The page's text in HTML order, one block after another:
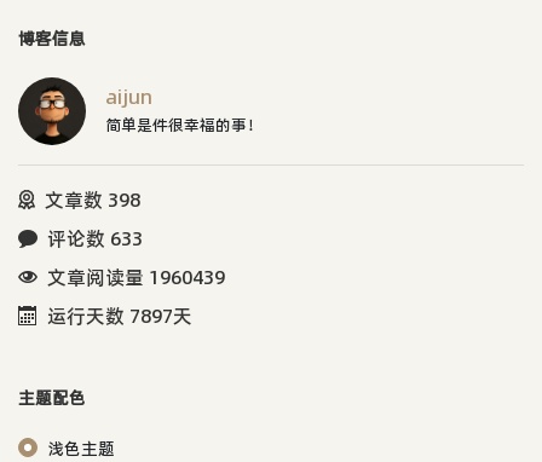
博客信息
aijun
简单是件很幸福的事！
文章数 398
评论数 633
文章阅读量 1960439
运行天数 7897天
主题配色
浅色主题